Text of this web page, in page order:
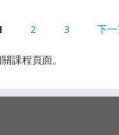
2 3 下一
課程頁面。